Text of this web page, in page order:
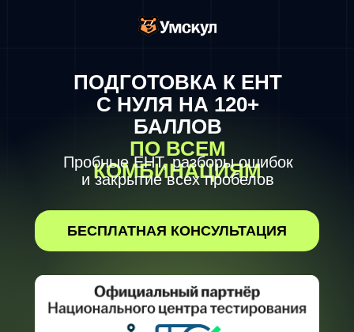
ПОДГОТОВКА К ЕНТ
С НУЛЯ НА 120+
БАЛЛОВ
ПО ВСЕМ
КОМБИНАЦИЯМ
Пробные ЕНТ, разборы ошибок
и закрытие всех пробелов
БЕСПЛАТНАЯ КОНСУЛЬТАЦИЯ